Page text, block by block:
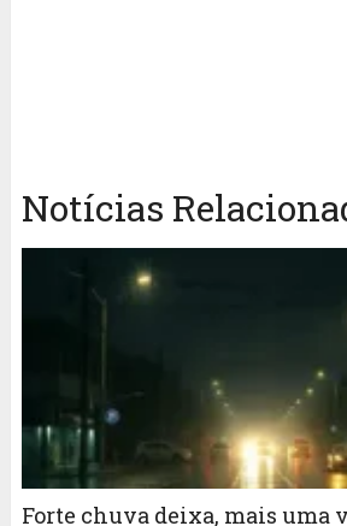
Notícias
Forte chuva deixa, mais uma